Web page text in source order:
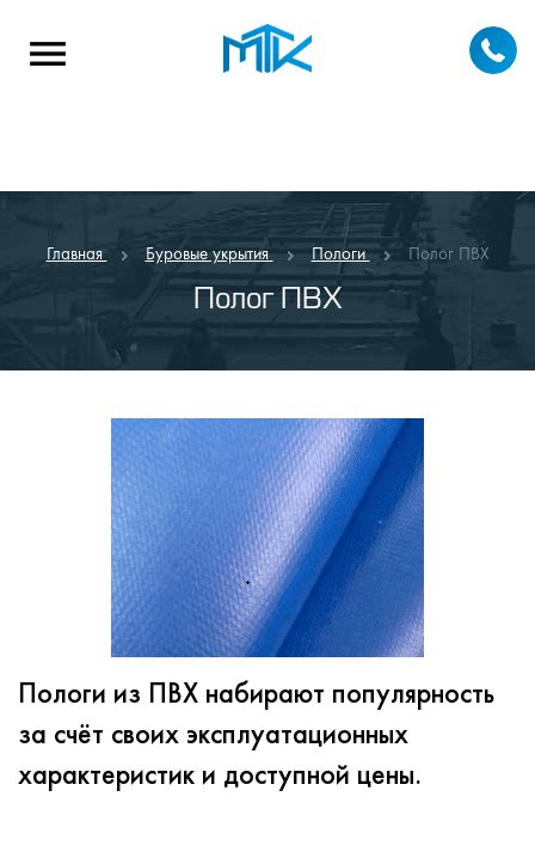
Главная Буровые укрытия Пологи Полог ПВХ
Полог ПВХ
Пологи из ПВХ набирают популярность
за счёт своих эксплуатационных
характеристик и доступной цены.